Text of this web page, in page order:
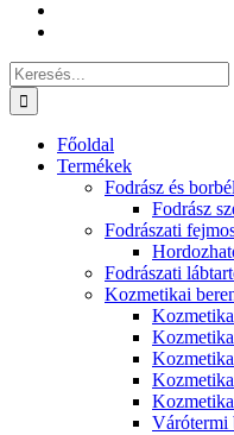
Keresés...
Főoldal
Termékek
Fodrász és
Fodrász
Fodrászati
Fodrászati
Kozmetikai
Várótermi